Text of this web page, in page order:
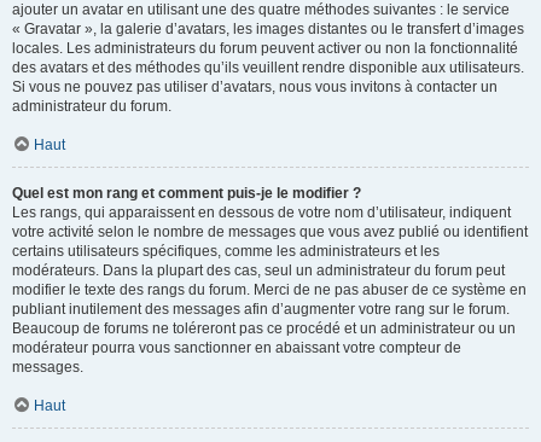
ajouter un avatar en utilisant une des quatre méthodes suivantes : le service
« Gravatar », la galerie d’avatars, les images distantes ou le transfert d’images
locales. Les administrateurs du forum peuvent activer ou non la fonctionnalité
des avatars et des méthodes qu’ils veuillent rendre disponible aux utilisateurs.
Si vous ne pouvez pas utiliser d’avatars, nous vous invitons à contacter un
administrateur du forum.
Haut
Quel est mon rang et comment puis-je le modifier ?
Les rangs, qui apparaissent en dessous de votre nom d’utilisateur, indiquent
votre activité selon le nombre de messages que vous avez publié ou identifient
certains utilisateurs spécifiques, comme les administrateurs et les
modérateurs. Dans la plupart des cas, seul un administrateur du forum peut
modifier le texte des rangs du forum. Merci de ne pas abuser de ce système en
publiant inutilement des messages afin d’augmenter votre rang sur le forum.
Beaucoup de forums ne toléreront pas ce procédé et un administrateur ou un
modérateur pourra vous sanctionner en abaissant votre compteur de
messages.
Haut